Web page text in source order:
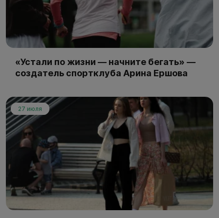
«Устали по жизни — начните бегать» —
создатель спортклуба Арина Ершова
27 июля